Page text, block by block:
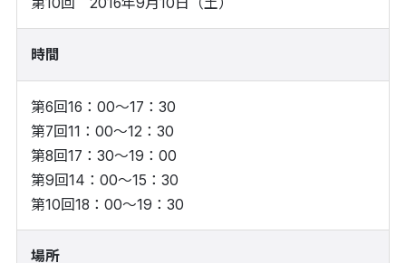
時間
第6回16：00～17：30
第7回11：00～12：30
第8回17：30～19：00
第9回14：00～15：30
第10回18：00～19：30
場所